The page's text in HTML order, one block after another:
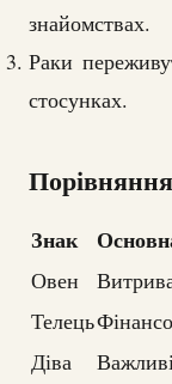
знайомствах.
Раки
стосунках.
Знак
Овен
Телець
Діва